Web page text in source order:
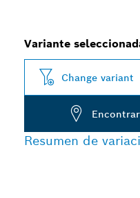
Variante
Change variant
Resumen de